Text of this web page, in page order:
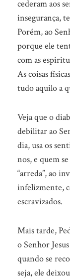
cederam aos
insegurança,
Porém, ao
porque ele
com as
As coisas
tudo aquilo a
Veja que o
debilitar ao
dia, usa os
nos, e quem
“arreda”, ao
infelizmente,
escravizados.
Mais tarde,
o Senhor
quando se
seja, ele